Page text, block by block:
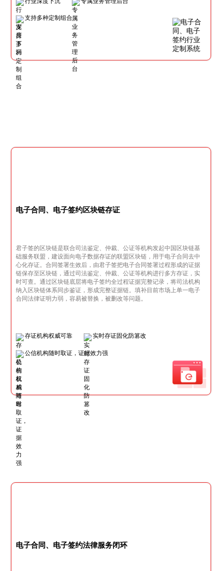
支持多种定制组合
电子合同、电子签约区块链存证
君子签的区块链是联合司法鉴定、仲裁、公证等机构发起中国区块链基
础服务联盟，建设面向电子数据存证的联盟区块链，用于电子合同去中
心化存证。合同签署生效后，由君子签把电子合同签署过程形成的证据
链保存至区块链，通过司法鉴定、仲裁、公证等机构进行多方存证，实
时可查。通过区块链底层将电子签约全过程证据完整记录，将司法机构
纳入区块链体系同步鉴证，形成完整证据链。填补目前市场上单一电子
合同法律证明力弱，容易被替换，被删改等问题。
存证机构权威可靠 实时存证固化防篡改
公信机构随时取证，证据效力强
电子合同、电子签约法律服务闭环